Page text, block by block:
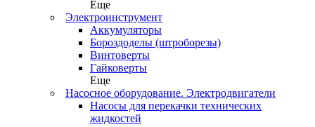
Еще
Электроинструмент
Аккумуляторы
Бороздоделы (штроборезы)
Винтоверты
Гайковерты
Еще
Насосное оборудование. Электродвигатели
Насосы для перекачки технических
жидкостей